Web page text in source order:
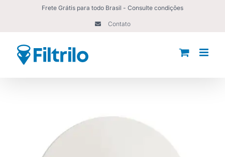
conteúdo
Frete Grátis para todo Brasil - Consulte condições
Contato